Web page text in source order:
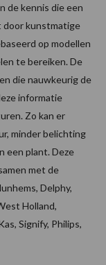
de kennis die een
door kunstmatige
op modellen
te bereiken. De
die nauwkeurig de
informatie
Zo kan er
minder belichting
een plant. Deze
met de
Delphy,
Holland,
Signify, Philips,